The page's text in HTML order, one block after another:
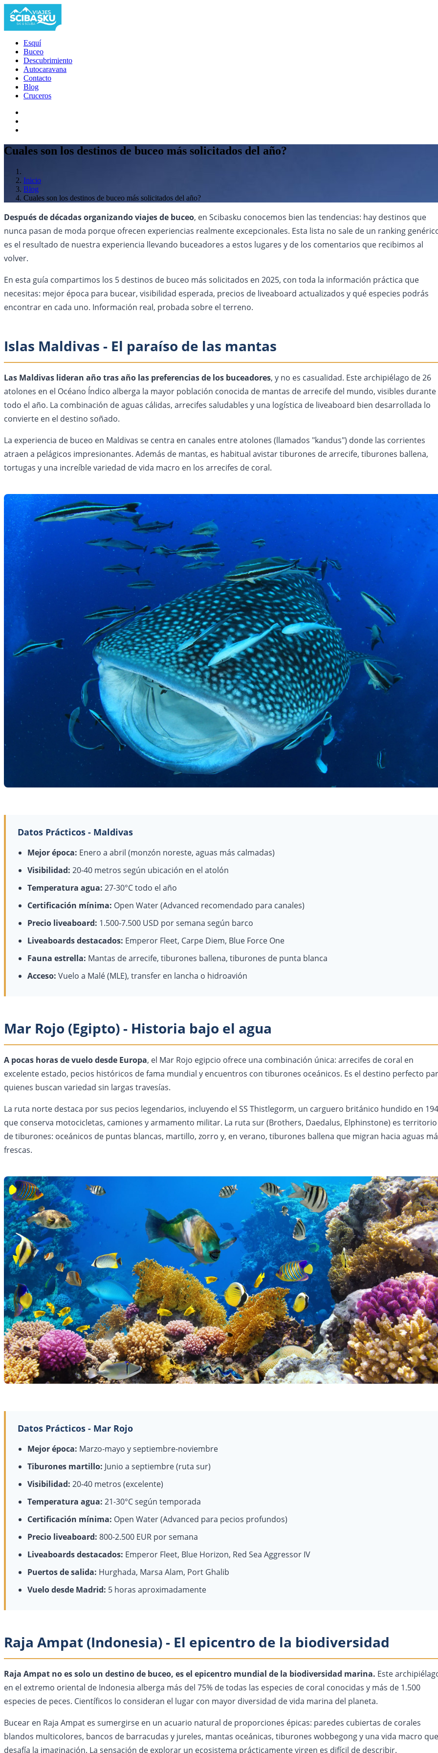
Esquí
Buceo
Descubrimiento
Autocaravana
Contacto
Blog
Cruceros
Cuales son los destinos de buceo más solicitados del año?
Inicio
Blog
Cuales son los destinos de buceo más solicitados del año?
Después de décadas organizando viajes de buceo, en Scibasku conocemos bien las tendencias: hay destinos que
nunca pasan de moda porque ofrecen experiencias realmente excepcionales. Esta lista no sale de un ranking
es el resultado de nuestra experiencia llevando buceadores a estos lugares y de los comentarios que recibimos al
volver.
En esta guía compartimos los 5 destinos de buceo más solicitados en 2025, con toda la información práctica que
necesitas: mejor época para bucear, visibilidad esperada, precios de liveaboard actualizados y qué especies podrás
encontrar en cada uno. Información real, probada sobre el terreno.
Islas Maldivas - El paraíso de las mantas
Las Maldivas lideran año tras año las preferencias de los buceadores, y no es casualidad. Este archipiélago de 26
atolones en el Océano Índico alberga la mayor población conocida de mantas de arrecife del mundo, visibles durante
todo el año. La combinación de aguas cálidas, arrecifes saludables y una logística de liveaboard bien desarrollada lo
convierte en el destino soñado.
La experiencia de buceo en Maldivas se centra en canales entre atolones (llamados "kandus") donde las corrientes
atraen a pelágicos impresionantes. Además de mantas, es habitual avistar tiburones de arrecife, tiburones ballena,
tortugas y una increíble variedad de vida macro en los arrecifes de coral.
Datos Prácticos - Maldivas
Mejor época: Enero a abril (monzón noreste, aguas más calmadas)
Visibilidad: 20-40 metros según ubicación en el atolón
Temperatura agua: 27-30°C todo el año
Certificación mínima: Open Water (Advanced recomendado para canales)
Precio liveaboard: 1.500-7.500 USD por semana según barco
Liveaboards destacados: Emperor Fleet, Carpe Diem, Blue Force One
Fauna estrella: Mantas de arrecife, tiburones ballena, tiburones de punta blanca
Acceso: Vuelo a Malé (MLE), transfer en lancha o hidroavión
Mar Rojo (Egipto) - Historia bajo el agua
A pocas horas de vuelo desde Europa, el Mar Rojo egipcio ofrece una combinación única: arrecifes de coral en
excelente estado, pecios históricos de fama mundial y encuentros con tiburones oceánicos. Es el destino perfecto
quienes buscan variedad sin largas travesías.
La ruta norte destaca por sus pecios legendarios, incluyendo el SS Thistlegorm, un carguero británico hundido en
que conserva motocicletas, camiones y armamento militar. La ruta sur (Brothers, Daedalus, Elphinstone) es territorio
de tiburones: oceánicos de puntas blancas, martillo, zorro y, en verano, tiburones ballena que migran hacia aguas
frescas.
Datos Prácticos - Mar Rojo
Mejor época: Marzo-mayo y septiembre-noviembre
Tiburones martillo: Junio a septiembre (ruta sur)
Visibilidad: 20-40 metros (excelente)
Temperatura agua: 21-30°C según temporada
Certificación mínima: Open Water (Advanced para pecios profundos)
Precio liveaboard: 800-2.500 EUR por semana
Liveaboards destacados: Emperor Fleet, Blue Horizon, Red Sea Aggressor IV
Puertos de salida: Hurghada, Marsa Alam, Port Ghalib
Vuelo desde Madrid: 5 horas aproximadamente
Raja Ampat (Indonesia) - El epicentro de la biodiversidad
Raja Ampat no es solo un destino de buceo, es el epicentro mundial de la biodiversidad marina. Este
en el extremo oriental de Indonesia alberga más del 75% de todas las especies de coral conocidas y más de 1.500
especies de peces. Científicos lo consideran el lugar con mayor diversidad de vida marina del planeta.
Bucear en Raja Ampat es sumergirse en un acuario natural de proporciones épicas: paredes cubiertas de corales
blandos multicolores, bancos de barracudas y jureles, mantas oceánicas, tiburones wobbegong y una vida macro que
desafía la imaginación. La sensación de explorar un ecosistema prácticamente virgen es difícil de describir.